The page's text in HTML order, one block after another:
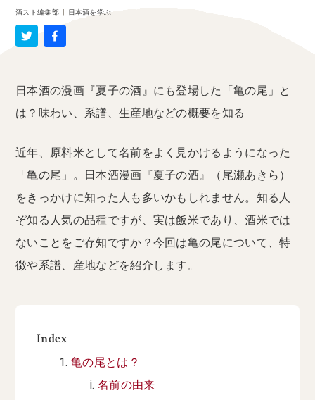
酒スト編集部| 日本酒を学ぶ
日本酒の漫画『夏子の酒』にも登場した「亀の尾」と
は？味わい、系譜、生産地などの概要を知る
近年、原料米として名前をよく見かけるようになった
「亀の尾」。日本酒漫画『夏子の酒』（尾瀬あきら）
をきっかけに知った人も多いかもしれません。知る人
ぞ知る人気の品種ですが、実は飯米であり、酒米では
ないことをご存知ですか？今回は亀の尾について、特
徴や系譜、産地などを紹介します。
Index
亀の尾とは？
名前の由来